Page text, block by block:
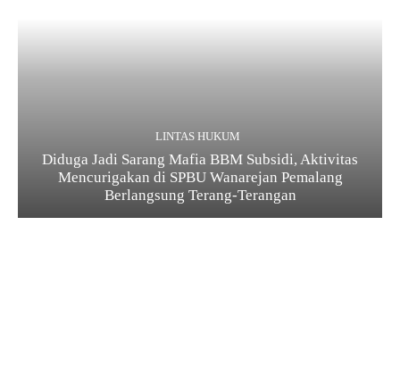
LINTAS HUKUM
Diduga Jadi Sarang Mafia BBM Subsidi, Aktivitas
Mencurigakan di SPBU Wanarejan Pemalang
Berlangsung Terang-Terangan